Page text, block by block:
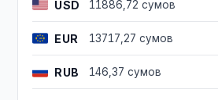
USD 11886,72 сумов
EUR 13717,27 сумов
RUB 146,37 сумов